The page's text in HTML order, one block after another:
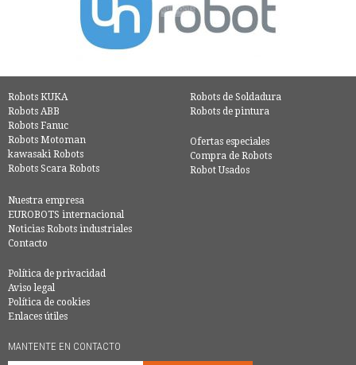
Robots KUKA
Robots ABB
Robots Fanuc
Robots Motoman
kawasaki Robots
Robots Scara Robots
Robots de Soldadura
Robots de pintura
Ofertas especiales
Compra de Robots
Robot Usados
Nuestra empresa
EUROBOTS internacional
Noticias Robots industriales
Contacto
Política de privacidad
Aviso legal
Política de cookies
Enlaces útiles
MANTENTE EN CONTACTO